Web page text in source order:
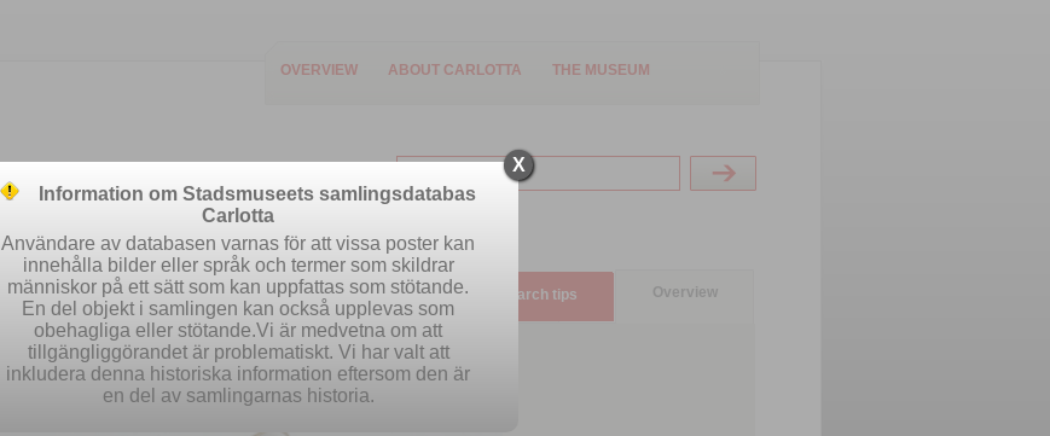
OVERVIEW ABOUT CARLOTTA THE MUSEUM
Easy search Advanced search Search tips Overview
X
Information om Stadsmuseets samlingsdatabas
Carlotta
Användare av databasen varnas för att vissa poster kan
innehålla bilder eller språk och termer som skildrar
människor på ett sätt som kan uppfattas som stötande.
En del objekt i samlingen kan också upplevas som
obehagliga eller stötande.Vi är medvetna om att
tillgängliggörandet är problematiskt. Vi har valt att
inkludera denna historiska information eftersom den är
en del av samlingarnas historia.